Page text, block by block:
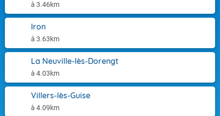
à 3.46km
Iron
à 3.63km
La Neuville-lès-Dorengt
à 4.03km
Villers-lès-Guise
à 4.09km